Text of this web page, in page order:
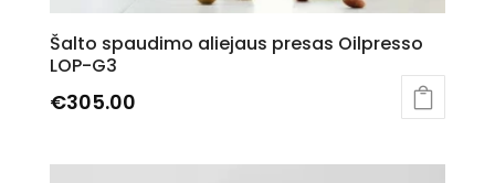
Šalto spaudimo aliejaus presas Oilpresso
LOP-G3
€305.00